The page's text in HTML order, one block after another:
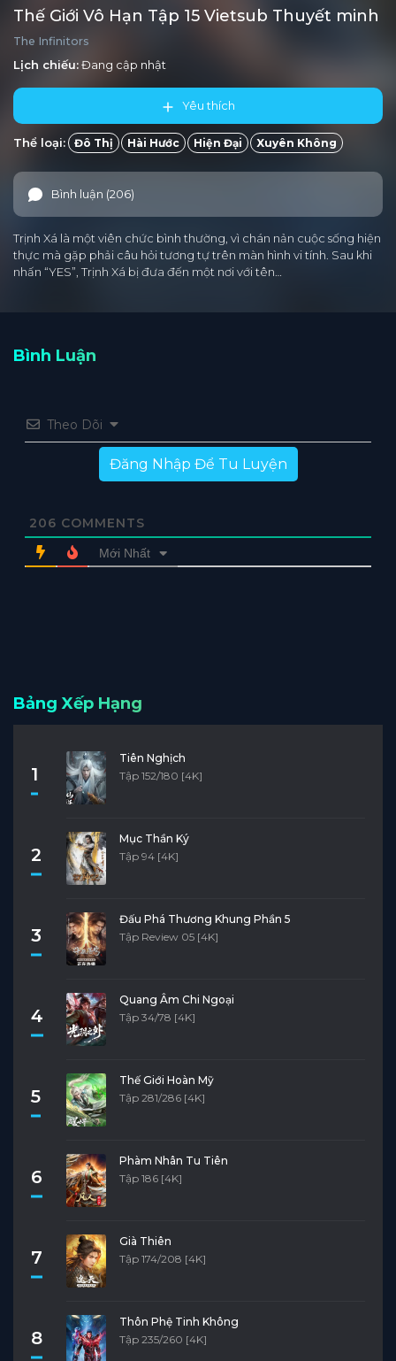
Thế Giới Vô Hạn Tập 15 Vietsub Thuyết minh
The Infinitors
Lịch chiếu:Đang cập nhật
Yêu thích
Thể loại: Đô Thị Hài Hước Hiện Đại Xuyên Không
Bình luận (206)
Trịnh Xá là một viên chức bình thường, vì chán nản cuộc sống hiện
thực mà gặp phải câu hỏi tương tự trên màn hình vi tính. Sau khi
nhấn “YES”, Trịnh Xá bị đưa đến một nơi với tên…
Bình Luận
Theo Dõi
Đăng Nhập Để Tu Luyện
206 COMMENTS
Mới Nhất
Bảng Xếp Hạng
1
Tiên Nghịch
Tập 152/180 [4K]
2
Mục Thần Ký
Tập 94 [4K]
3
Đấu Phá Thương Khung Phần 5
Tập Review 05 [4K]
4
Quang Âm Chi Ngoại
Tập 34/78 [4K]
5
Thế Giới Hoàn Mỹ
Tập 281/286 [4K]
6
Phàm Nhân Tu Tiên
Tập 186 [4K]
7
Già Thiên
Tập 174/208 [4K]
8
Thôn Phệ Tinh Không
Tập 235/260 [4K]